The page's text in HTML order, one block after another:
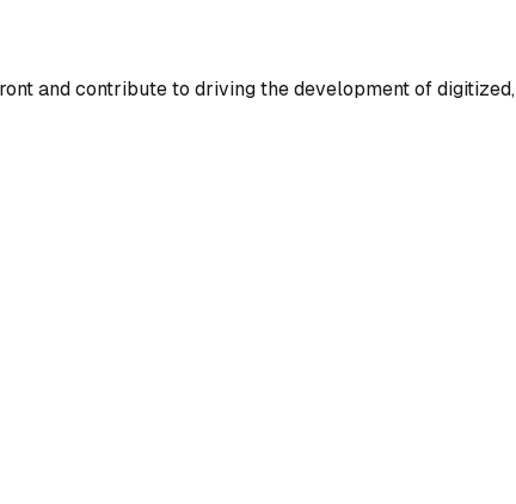
and contribute to driving the development of